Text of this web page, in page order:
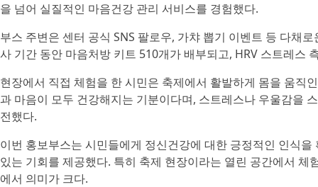
을 넘어 실질적인 마음건강 관리 서비스를 경험했다.
부스 주변은 센터 공식 SNS 팔로우, 가챠 뽑기 이벤트 등 다채
사 기간 동안 마음처방 키트 510개가 배부되고, HRV 스트레스
현장에서 직접 체험을 한 시민은 축제에서 활발하게 몸을 움직
과 마음이 모두 건강해지는 기분이다며, 스트레스나 우울감을
전했다.
이번 홍보부스는 시민들에게 정신건강에 대한 긍정적인 인식
있는 기회를 제공했다. 특히 축제 현장이라는 열린 공간에서
에서 의미가 크다.